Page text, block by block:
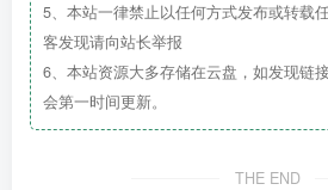
5、本站一律禁止以任何方式发布或转载
客发现请向站长举报
6、本站资源大多存储在云盘，如发现链
会第一时间更新。
THE END